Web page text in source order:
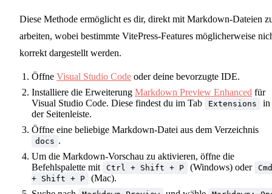
Diese Methode ermöglicht es dir, direkt mit Markdown-Dateien
arbeiten, wobei bestimmte VitePress-Features möglicherweise
korrekt dargestellt werden.
Öffne Visual Studio Code oder deine bevorzugte IDE.
Installiere die Erweiterung Markdown Preview Enhanced für
Visual Studio Code. Diese findest du im Tab
Extensions
in
der Seitenleiste.
Öffne eine beliebige Markdown-Datei aus dem Verzeichnis
docs .
Um die Markdown-Vorschau zu aktivieren, öffne die
Befehlspalette mit
Ctrl + Shift + P (Windows) oder Cmd
+ Shift + P
(Mac).